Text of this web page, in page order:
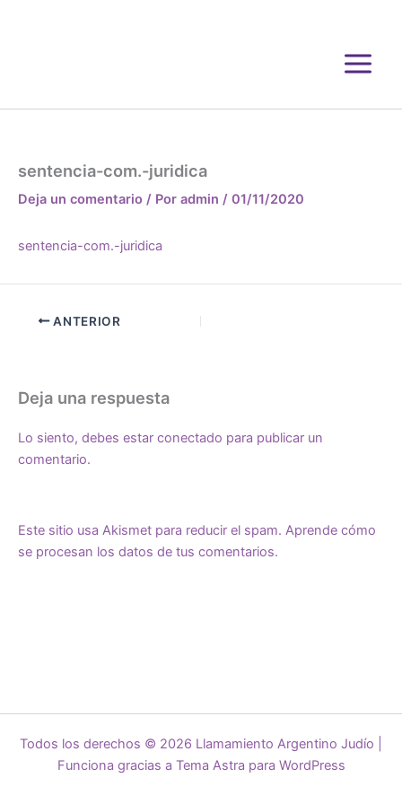
sentencia-com.-juridica
Deja un comentario / Por admin / 01/11/2020
sentencia-com.-juridica
ANTERIOR
Deja una respuesta
Lo siento, debes estar conectado para publicar un
comentario.
Este sitio usa Akismet para reducir el spam. Aprende cómo
se procesan los datos de tus comentarios.
Todos los derechos © 2026 Llamamiento Argentino Judío |
Funciona gracias a Tema Astra para WordPress